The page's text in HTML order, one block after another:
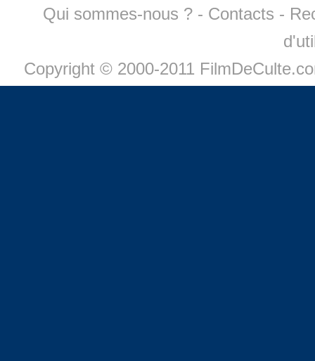
Qui sommes-nous ? - Contacts -
Copyright © 2000-2011